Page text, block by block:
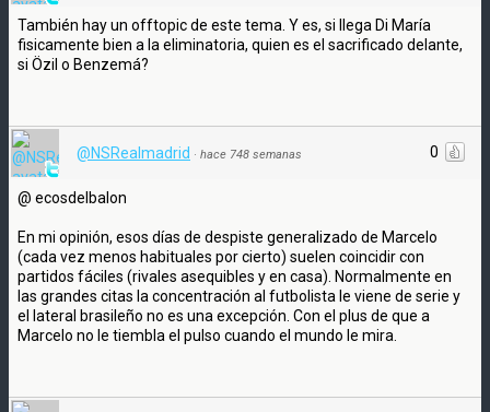
También hay un offtopic de este tema. Y es, si llega Di María
fisicamente bien a la eliminatoria, quien es el sacrificado delante,
si Özil o Benzemá?
0
@NSRealmadrid · hace 748 semanas
@ ecosdelbalon
En mi opinión, esos días de despiste generalizado de Marcelo
(cada vez menos habituales por cierto) suelen coincidir con
partidos fáciles (rivales asequibles y en casa). Normalmente en
las grandes citas la concentración al futbolista le viene de serie y
el lateral brasileño no es una excepción. Con el plus de que a
Marcelo no le tiembla el pulso cuando el mundo le mira.